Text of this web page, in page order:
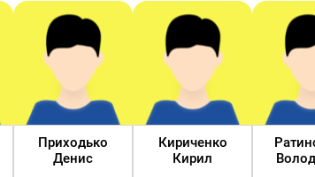
Приходько
Денис
Кириченко
Кирил